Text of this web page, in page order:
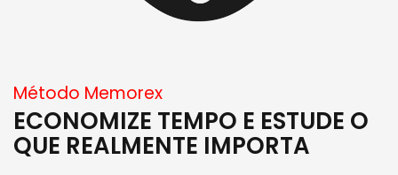
Método Memorex
ECONOMIZE TEMPO E ESTUDE O
QUE REALMENTE IMPORTA